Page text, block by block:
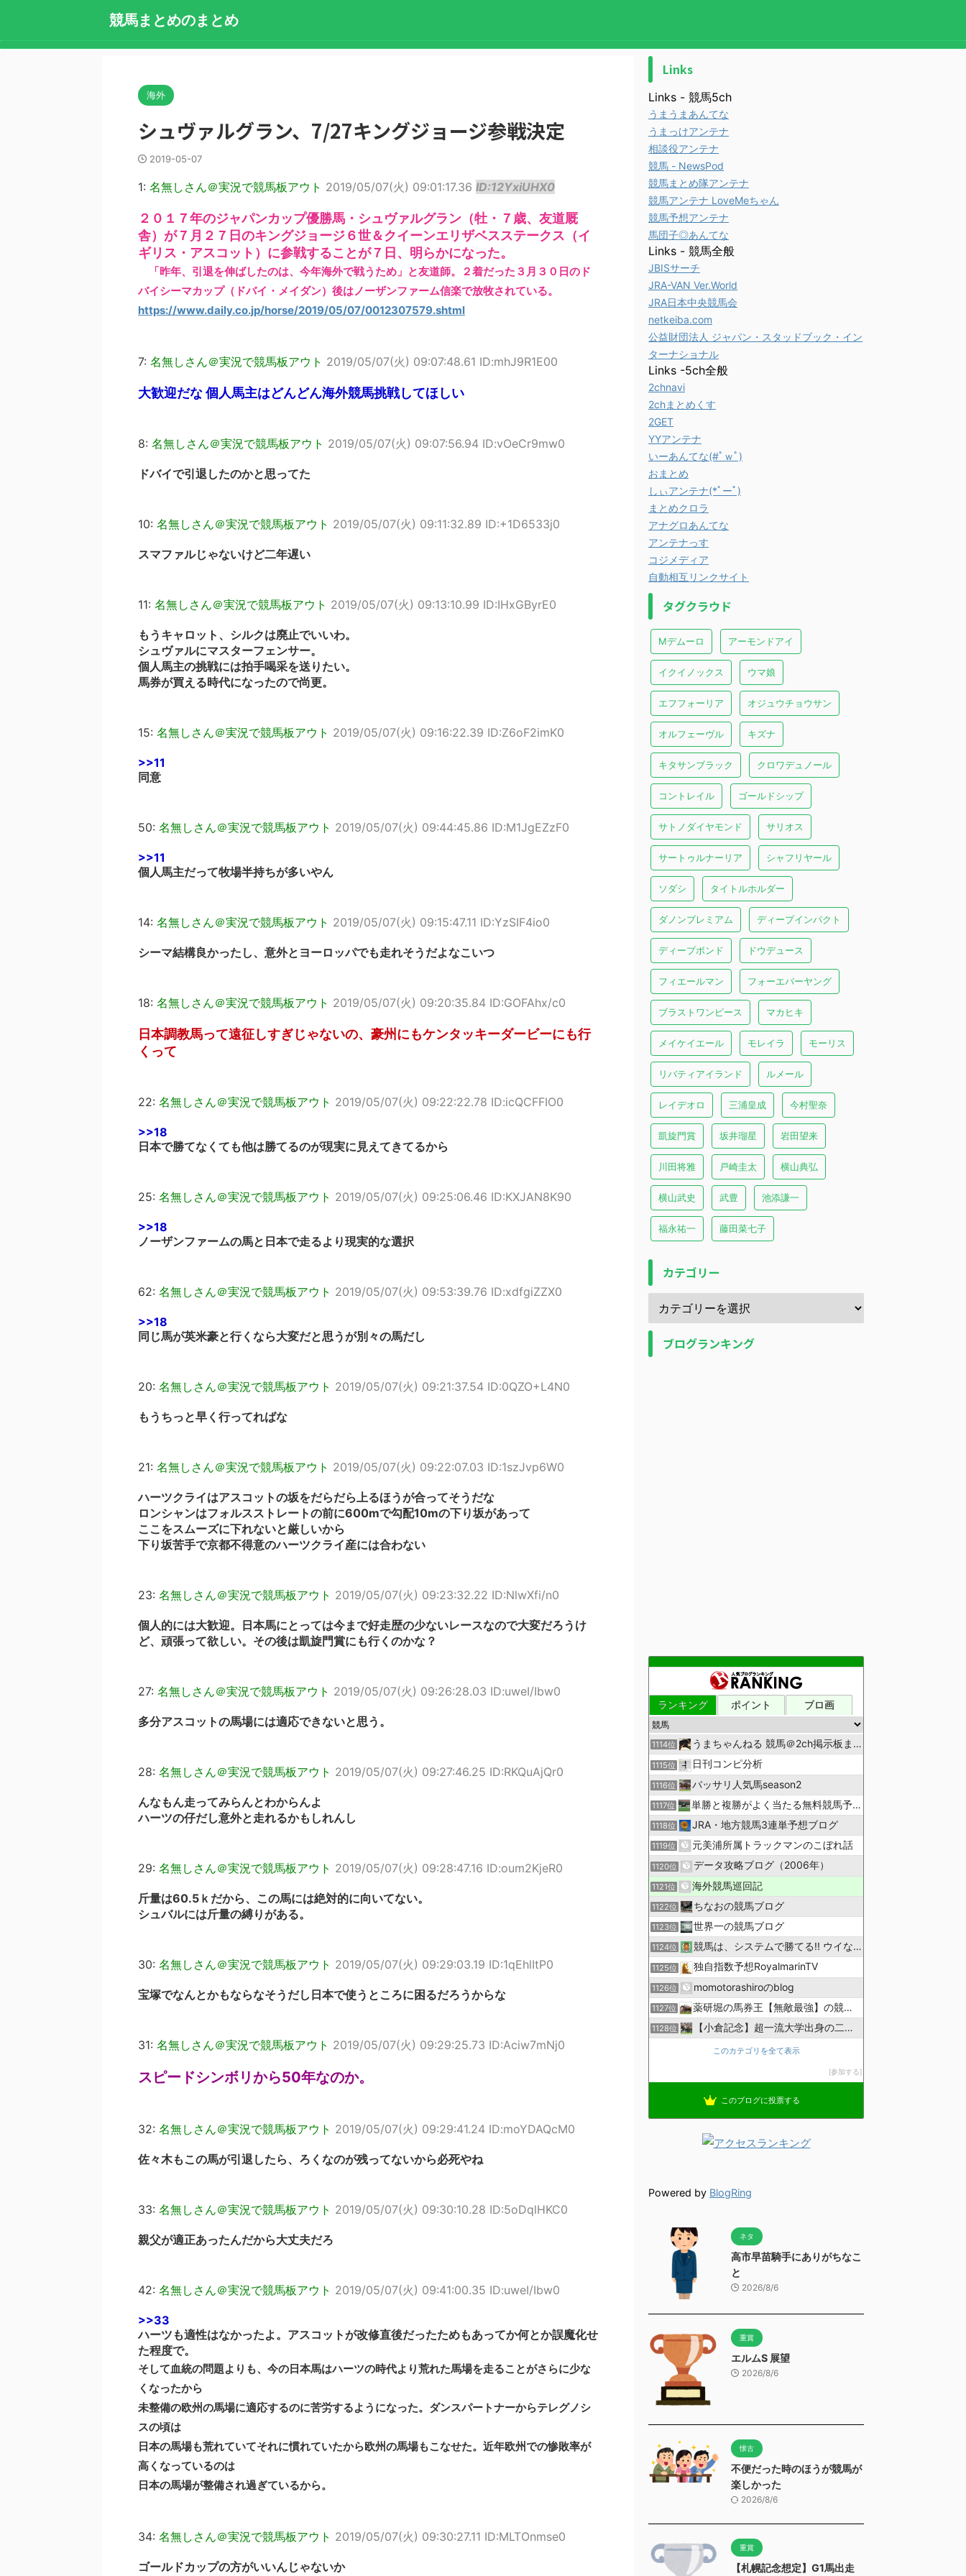
競馬まとめのまとめ
海外
シュヴァルグラン、7/27キングジョージ参戦決定
2019-05-07
1: 名無しさん＠実況で競馬板アウト 2019/05/07(火) 09:01:17.36 ID:12YxiUHX0
２０１７年のジャパンカップ優勝馬・シュヴァルグラン（牡・７歳、友道厩
舎）が７月２７日のキングジョージ６世＆クイーンエリザベスステークス（イ
ギリス・アスコット）に参戦することが７日、明らかになった。
「昨年、引退を伸ばしたのは、今年海外で戦うため」と友道師。２着だった３月３０日のド
バイシーマカップ（ドバイ・メイダン）後はノーザンファーム信楽で放牧されている。
https://www.daily.co.jp/horse/2019/05/07/0012307579.shtml
7: 名無しさん＠実況で競馬板アウト 2019/05/07(火) 09:07:48.61 ID:mhJ9R1E00
大歓迎だな 個人馬主はどんどん海外競馬挑戦してほしい
8: 名無しさん＠実況で競馬板アウト 2019/05/07(火) 09:07:56.94 ID:vOeCr9mw0
ドバイで引退したのかと思ってた
10: 名無しさん＠実況で競馬板アウト 2019/05/07(火) 09:11:32.89 ID:+1D6533j0
スマファルじゃないけど二年遅い
11: 名無しさん＠実況で競馬板アウト 2019/05/07(火) 09:13:10.99 ID:IHxGByrE0
もうキャロット、シルクは廃止でいいわ。
シュヴァルにマスターフェンサー。
個人馬主の挑戦には拍手喝采を送りたい。
馬券が買える時代になったので尚更。
15: 名無しさん＠実況で競馬板アウト 2019/05/07(火) 09:16:22.39 ID:Z6oF2imK0
>>11
同意
50: 名無しさん＠実況で競馬板アウト 2019/05/07(火) 09:44:45.86 ID:M1JgEZzF0
>>11
個人馬主だって牧場半持ちが多いやん
14: 名無しさん＠実況で競馬板アウト 2019/05/07(火) 09:15:47.11 ID:YzSIF4io0
シーマ結構良かったし、意外とヨーロッパでも走れそうだよなこいつ
18: 名無しさん＠実況で競馬板アウト 2019/05/07(火) 09:20:35.84 ID:GOFAhx/c0
日本調教馬って遠征しすぎじゃないの、豪州にもケンタッキーダービーにも行
くって
22: 名無しさん＠実況で競馬板アウト 2019/05/07(火) 09:22:22.78 ID:icQCFFIO0
>>18
日本で勝てなくても他は勝てるのが現実に見えてきてるから
25: 名無しさん＠実況で競馬板アウト 2019/05/07(火) 09:25:06.46 ID:KXJAN8K90
>>18
ノーザンファームの馬と日本で走るより現実的な選択
62: 名無しさん＠実況で競馬板アウト 2019/05/07(火) 09:53:39.76 ID:xdfgiZZX0
>>18
同じ馬が英米豪と行くなら大変だと思うが別々の馬だし
20: 名無しさん＠実況で競馬板アウト 2019/05/07(火) 09:21:37.54 ID:0QZO+L4N0
もうちっと早く行ってればな
21: 名無しさん＠実況で競馬板アウト 2019/05/07(火) 09:22:07.03 ID:1szJvp6W0
ハーツクライはアスコットの坂をだらだら上るほうが合ってそうだな
ロンシャンはフォルスストレートの前に600mで勾配10mの下り坂があって
ここをスムーズに下れないと厳しいから
下り坂苦手で京都不得意のハーツクライ産には合わない
23: 名無しさん＠実況で競馬板アウト 2019/05/07(火) 09:23:32.22 ID:NlwXfi/n0
個人的には大歓迎。日本馬にとっては今まで好走歴の少ないレースなので大変だろうけ
ど、頑張って欲しい。その後は凱旋門賞にも行くのかな？
27: 名無しさん＠実況で競馬板アウト 2019/05/07(火) 09:26:28.03 ID:uweI/Ibw0
多分アスコットの馬場には適応できないと思う。
28: 名無しさん＠実況で競馬板アウト 2019/05/07(火) 09:27:46.25 ID:RKQuAjQr0
んなもん走ってみらんとわからんよ
ハーツの仔だし意外と走れるかもしれんし
29: 名無しさん＠実況で競馬板アウト 2019/05/07(火) 09:28:47.16 ID:oum2KjeR0
斤量は60.5ｋだから、この馬には絶対的に向いてない。
シュバルには斤量の縛りがある。
30: 名無しさん＠実況で競馬板アウト 2019/05/07(火) 09:29:03.19 ID:1qEhlItP0
宝塚でなんとかもならなそうだし日本で使うところに困るだろうからな
31: 名無しさん＠実況で競馬板アウト 2019/05/07(火) 09:29:25.73 ID:Aciw7mNj0
スピードシンボリから50年なのか。
32: 名無しさん＠実況で競馬板アウト 2019/05/07(火) 09:29:41.24 ID:moYDAQcM0
佐々木もこの馬が引退したら、ろくなのが残ってないから必死やね
33: 名無しさん＠実況で競馬板アウト 2019/05/07(火) 09:30:10.28 ID:5oDqlHKC0
親父が適正あったんだから大丈夫だろ
42: 名無しさん＠実況で競馬板アウト 2019/05/07(火) 09:41:00.35 ID:uweI/Ibw0
>>33
ハーツも適性はなかったよ。アスコットが改修直後だったためもあってか何とか誤魔化せ
た程度で。
そして血統の問題よりも、今の日本馬はハーツの時代より荒れた馬場を走ることがさらに少な
くなったから
未整備の欧州の馬場に適応するのに苦労するようになった。ダンスパートナーからテレグノシ
スの頃は
日本の馬場も荒れていてそれに慣れていたから欧州の馬場もこなせた。近年欧州での惨敗率が
高くなっているのは
日本の馬場が整備され過ぎているから。
34: 名無しさん＠実況で競馬板アウト 2019/05/07(火) 09:30:27.11 ID:MLTOnmse0
ゴールドカップの方がいいんじゃないか
Links
Links - 競馬5ch
うまうまあんてな
うまっけアンテナ
相談役アンテナ
競馬 - NewsPod
競馬まとめ隊アンテナ
競馬アンテナ LoveMeちゃん
競馬予想アンテナ
馬団子◎あんてな
Links - 競馬全般
JBISサーチ
JRA-VAN Ver.World
JRA日本中央競馬会
netkeiba.com
公益財団法人 ジャパン・スタッドブック・イン
ターナショナル
Links -5ch全般
2chnavi
2chまとめくす
2GET
YYアンテナ
いーあんてな(#ﾟｗﾟ)
おまとめ
しぃアンテナ(*ﾟーﾟ)
まとめクロラ
アナグロあんてな
アンテナっす
コジメディア
自動相互リンクサイト
タグクラウド
Mデムーロ アーモンドアイ
イクイノックス ウマ娘
エフフォーリア オジュウチョウサン
オルフェーヴル キズナ
キタサンブラック クロワデュノール
コントレイル ゴールドシップ
サトノダイヤモンド サリオス
サートゥルナーリア シャフリヤール
ソダシ タイトルホルダー
ダノンプレミアム ディープインパクト
ディープボンド ドウデュース
フィエールマン フォーエバーヤング
ブラストワンピース マカヒキ
メイケイエール モレイラ モーリス
リバティアイランド ルメール
レイデオロ 三浦皇成 今村聖奈
凱旋門賞 坂井瑠星 岩田望来
川田将雅 戸崎圭太 横山典弘
横山武史 武豊 池添謙一
福永祐一 藤田菜七子
カテゴリー
ブログランキング
ランキング ポイント ブロ画
1114位 うまちゃんねる 競馬＠2ch掲示板まとめ
1115位 日刊コンピ分析
1116位 バッサリ人気馬season2
1117位 単勝と複勝がよく当たる無料競馬予想ブログ
1118位 JRA・地方競馬3連単予想ブログ
1119位 元美浦所属トラックマンのこぼれ話
1120位 データ攻略ブログ（2006年）
1121位 海外競馬巡回記
1122位 ちなおの競馬ブログ
1123位 世界一の競馬ブログ
1124位 競馬は、システムで勝てる!! ウイなび
1125位 独自指数予想RoyalmarinTV
1126位 momotorashiroのblog
1127位 薬研堀の馬券王【無敵最強】の競馬予想
1128位 【小倉記念】超一流大学出身の二人で理論競馬
このカテゴリを全て表示
参加する
このブログに投票する
Powered by BlogRing
ネタ
高市早苗騎手にありがちなこ
と
2026/8/6
重賞
エルムS 展望
2026/8/6
懐古
不便だった時のほうが競馬が
楽しかった
2026/8/6
重賞
【札幌記念想定】G1馬出走